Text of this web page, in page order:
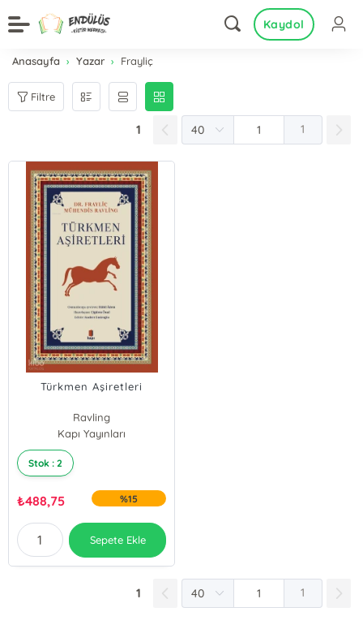
Kaydol
Anasayfa Yazar Frayliç
Filtre
1 1
Türkmen Aşiretleri
Ravling
Frayliç
Kapı Yayınları
Stok : 2
₺488,75 %15
Sepete Ekle
1 1